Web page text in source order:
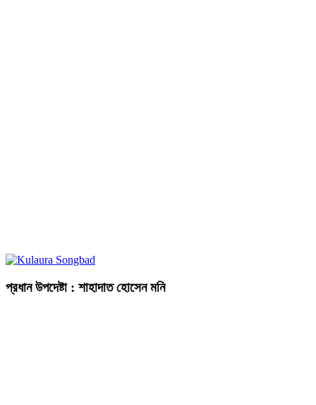
প্রধান উপদেষ্টা : শাহাদাত হোসেন মনি